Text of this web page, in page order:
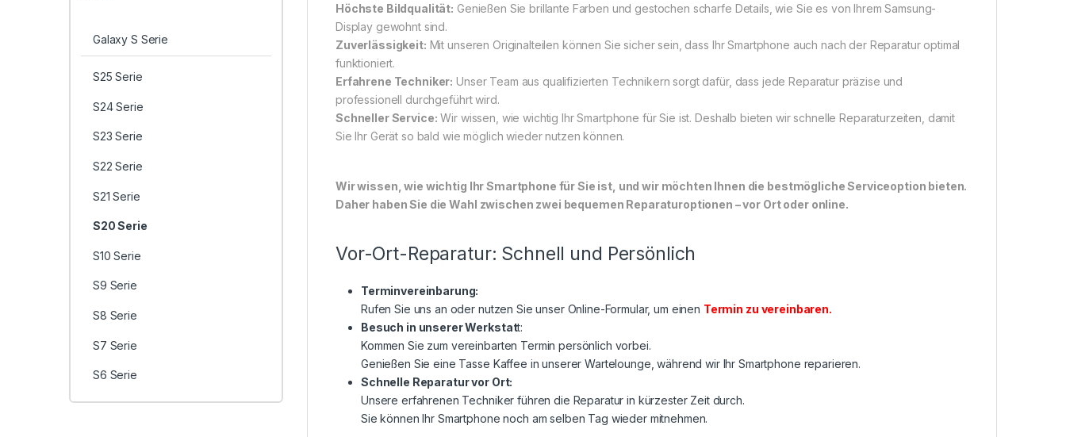
Höchste Bildqualität: Genießen Sie brillante Farben und gestochen scharfe Details, wie Sie es von Ihrem Samsung-
Display gewohnt sind.
Zuverlässigkeit: Mit unseren Originalteilen können Sie sicher sein, dass Ihr Smartphone auch nach der Reparatur optimal
funktioniert.
Erfahrene Techniker: Unser Team aus qualifizierten Technikern sorgt dafür, dass jede Reparatur präzise und
professionell durchgeführt wird.
Schneller Service: Wir wissen, wie wichtig Ihr Smartphone für Sie ist. Deshalb bieten wir schnelle Reparaturzeiten, damit
Sie Ihr Gerät so bald wie möglich wieder nutzen können.
Wir wissen, wie wichtig Ihr Smartphone für Sie ist, und wir möchten Ihnen die bestmögliche Serviceoption bieten.
Daher haben Sie die Wahl zwischen zwei bequemen Reparaturoptionen – vor Ort oder online.
Vor-Ort-Reparatur: Schnell und Persönlich
Terminvereinbarung:
Rufen Sie uns an oder nutzen Sie unser Online-Formular, um einen Termin zu vereinbaren.
Besuch in unserer Werkstatt:
Kommen Sie zum vereinbarten Termin persönlich vorbei.
Genießen Sie eine Tasse Kaffee in unserer Wartelounge, während wir Ihr Smartphone reparieren.
Schnelle Reparatur vor Ort:
Unsere erfahrenen Techniker führen die Reparatur in kürzester Zeit durch.
Sie können Ihr Smartphone noch am selben Tag wieder mitnehmen.
Galaxy S Serie
S25 Serie
S24 Serie
S23 Serie
S22 Serie
S21 Serie
S20 Serie
S10 Serie
S9 Serie
S8 Serie
S7 Serie
S6 Serie